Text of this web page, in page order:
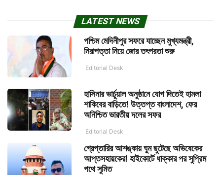
LATEST NEWS
পশ্চিম মেদিনীপুর সফরে যাচ্ছেন মুখ্যমন্ত্রী,
নিরাপত্তা নিয়ে জোর তৎপরতা শুরু
Editorial Desk
হাসিনার ভার্চুয়াল অনুষ্ঠানে যোগ দিতেই হামলা
শাকিবের বাড়িতে! উত্তপ্ত বাংলাদেশ, ফের
অনিশ্চিত ভারতীয় দলের সফর
Editorial Desk
গ্রেপ্তারির আশঙ্কায় ঘুম ছুটেছে অভিষেকের
আপ্তসহায়কের! হাইকোর্টে ধাক্কার পর সুপ্রিম
পথে সুমিত